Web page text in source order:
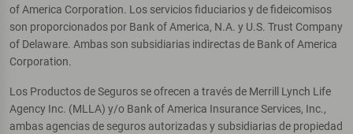
of America Corporation. Los servicios fiduciarios y de fideicomisos
son proporcionados por Bank of America, N.A. y U.S. Trust Company
of Delaware. Ambas son subsidiarias indirectas de Bank of America
Corporation.
Los Productos de Seguros se ofrecen a través de Merrill Lynch Life
Agency Inc. (MLLA) y/o Bank of America Insurance Services, Inc.,
ambas agencias de seguros autorizadas y subsidiarias de propiedad